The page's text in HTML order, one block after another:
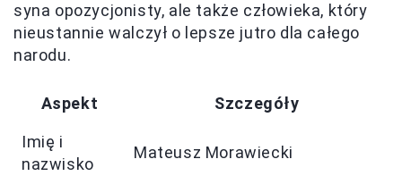
syna opozycjonisty, ale także człowieka, który
nieustannie walczył o lepsze jutro dla całego
narodu.
Aspekt Szczegóły
Imię i
nazwisko
Mateusz Morawiecki